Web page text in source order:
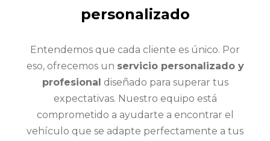
personalizado
Entendemos que cada cliente es único. Por
eso, ofrecemos un servicio personalizado y
profesional diseñado para superar tus
expectativas. Nuestro equipo está
comprometido a ayudarte a encontrar el
vehículo que se adapte perfectamente a tus